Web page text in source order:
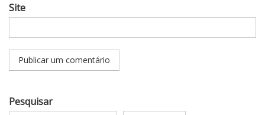
Site
Pesquisar